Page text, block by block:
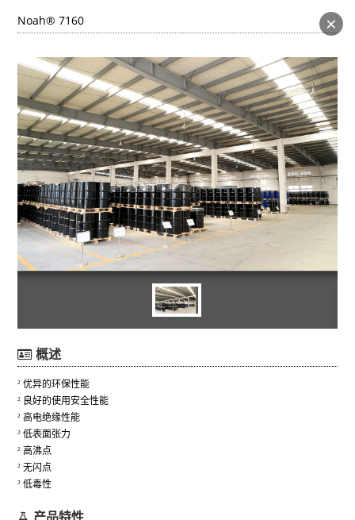
Noah® 7160 ×
概述
²优异的环保性能
² 良好的使用安全性能
² 高电绝缘性能
²低表面张力
² 高沸点
²无闪点
²低毒性